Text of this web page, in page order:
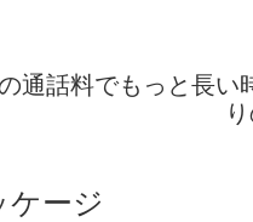
通話料でもっと長
ージ